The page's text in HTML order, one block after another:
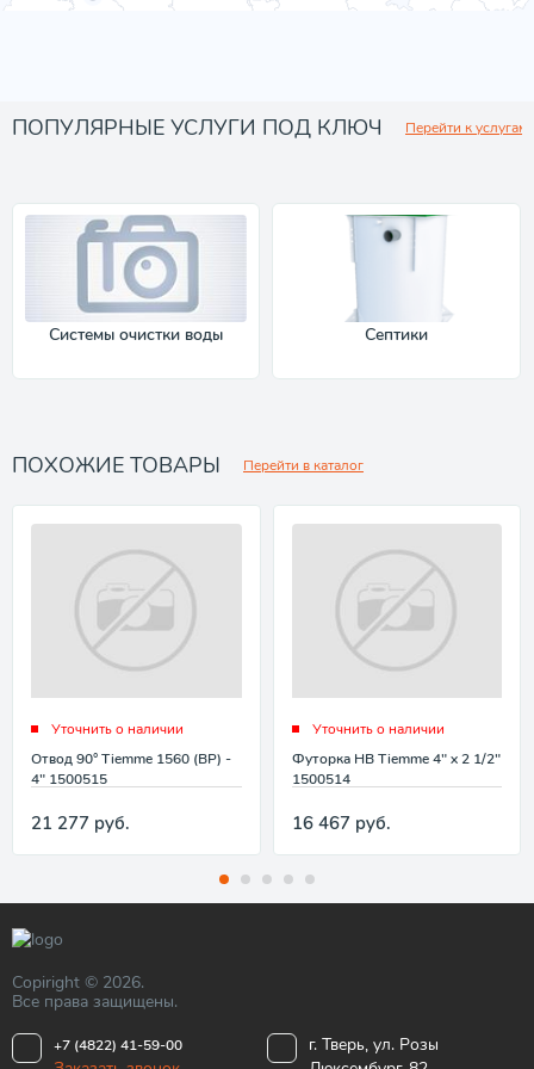
ПОПУЛЯРНЫЕ УСЛУГИ ПОД КЛЮЧ Перейти к услугам
Системы очистки воды Септики
ПОХОЖИЕ ТОВАРЫ Перейти в каталог
Уточнить о наличии
Отвод 90° Tiemme 1560 (ВР) -
4" 1500515
21 277 руб.
Уточнить о наличии
Футорка НВ Tiemme 4" x 2 1/2"
1500514
16 467 руб.
Copiright © 2026.
Все права защищены.
+7 (4822) 41-59-00
г. Тверь, ул. Розы